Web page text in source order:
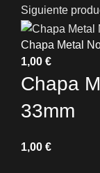
Siguiente
Chapa Metal
Chapa
33mm
€